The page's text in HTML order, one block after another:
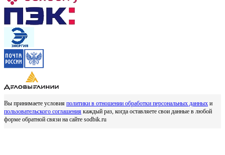
Вы принимаете условия политики в отношении обработки персональных данных и
пользовательского соглашения каждый раз, когда оставляете свои данные в любой
форме обратной связи на сайте sodbik.ru